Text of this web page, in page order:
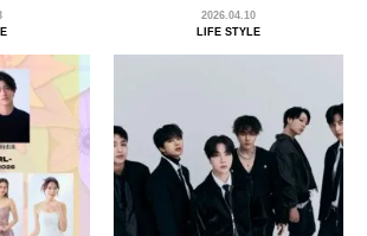
2026.04.10
LIFE STYLE